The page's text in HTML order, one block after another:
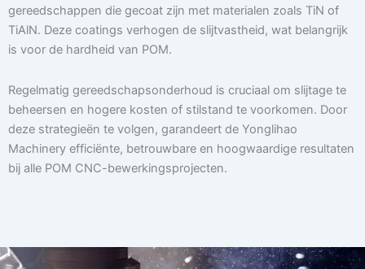
gereedschappen die gecoat zijn met materialen zoals TiN of
TiAlN. Deze coatings verhogen de slijtvastheid, wat belangrijk
is voor de hardheid van POM.
Regelmatig gereedschapsonderhoud is cruciaal om slijtage te
beheersen en hogere kosten of stilstand te voorkomen. Door
deze strategieën te volgen, garandeert de Yonglihao
Machinery efficiënte, betrouwbare en hoogwaardige resultaten
bij alle POM CNC-bewerkingsprojecten.